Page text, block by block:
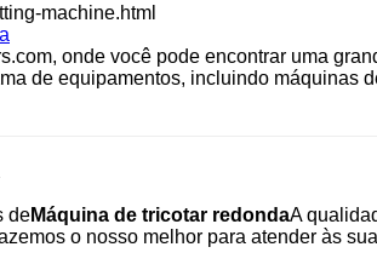
machine.html
onde você pode encontrar uma
de equipamentos, incluindo máquinas
deMáquina de tricotar redondaA
o nosso melhor para atender às